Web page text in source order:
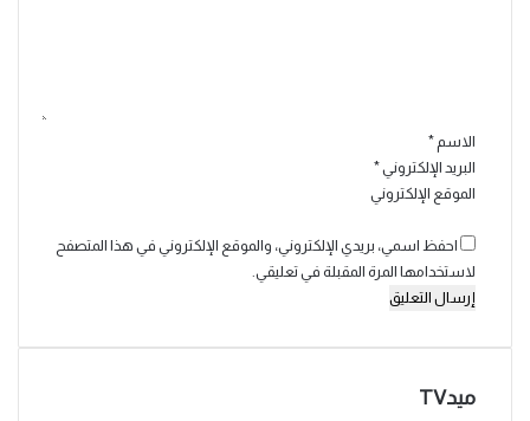
الاسم *
البريد الإلكتروني*
الموقع الإلكتروني
احفظ اسمي، بريدي الإلكتروني، والموقع الإلكتروني في هذا المتصفح
لاستخدامها المرة المقبلة في تعليقي.
ميدTV